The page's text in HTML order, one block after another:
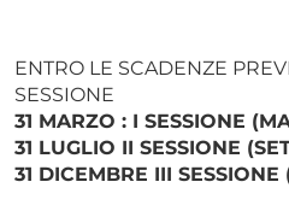
ENTRO LE SCADENZE
SESSIONE
31 MARZO : I SESSIONE
31 LUGLIO II SESSIONE
31 DICEMBRE III